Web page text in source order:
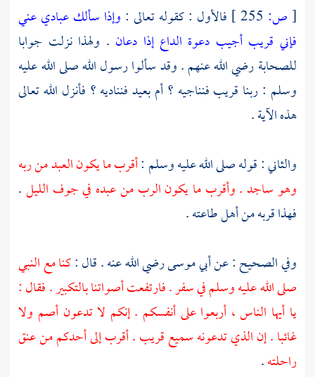
[ص: فالأول : كقوله تعالى : وإذا سألك عبادي عني
فإني قريب أجيب دعوة الداع إذا دعان . ولهذا نزلت جوابا
للصحابة رضي الله عنهم . وقد سألوا رسول الله صلى الله عليه
وسلم : ربنا قريب فنناجيه ؟ أم بعيد فنناديه ؟ فأنزل الله تعالى
هذه الآية .
والثاني : قوله صلى الله عليه وسلم :أقرب ما يكون العبد من ربه
وهو ساجد . وأقرب ما يكون الرب من عبده في جوف الليل.
فهذا قربه من أهل طاعته .
وفي الصحيح : عنأبي موسىرضي الله عنه . قال :كنا مع النبي
صلى الله عليه وسلم في سفر . فارتفعت أصواتنا بالتكبير . فقال :
يا أيها الناس ، أربعوا على أنفسكم . إنكم لا تدعون أصم ولا
غائبا . إن الذي تدعونه سميع قريب . أقرب إلى أحدكم من عنق
راحلته.